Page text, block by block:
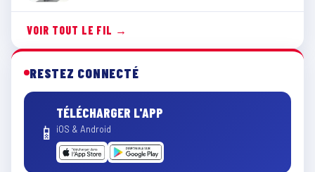
VOIR TOUT LE FIL →
RESTEZ CONNECTÉ
📱
TÉLÉCHARGER L'APP
iOS & Android